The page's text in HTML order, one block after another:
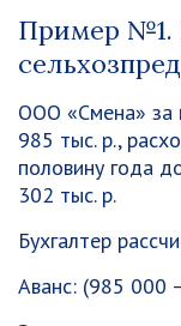
Пример №1.
ООО «Смена» за
985 тыс. р.,
половину года
302 тыс. р.
Бухгалтер
Аванс: (985 000